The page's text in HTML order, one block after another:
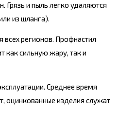
Грязь и пыль легко удаляются
из шланга).
всех регионов. Профнастил
как сильную жару, так и
Среднее время
оцинкованные изделия служат